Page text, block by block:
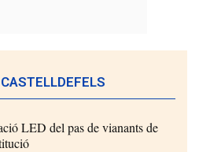
LED del pas de vianants de